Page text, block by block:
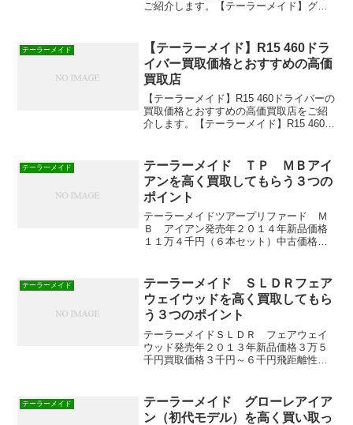
ご紹介します。【テーラーメイド】グロ
月に査定】中古クラブ買取ゴルフエース
【買取価格】¥...
テーラーメイド
【テーラーメイド】R15 460ドラ
イバー買取価格とおすすめの高価
買取店
【テーラーメイド】R15 460ドライバーの
買取価格とおすすめの高価買取店をご紹
介します。【テーラーメイド】R15 460ド
ーの買取価格は平均すると￥13...
テーラーメイド
テーラーメイド ＴＰ ＭＢアイ
アンを高く買取してもらう３つの
ポイント
テーラーメイドツアープリファード Ｍ
Ｂ アイアン発売年２０１４年新品価格
１１万４千円（６本セット）中古価格２
ット）飛距離性能人気＊中古価格、買取
価格は２０１６年２月の参...
テーラーメイド
テーラーメイド ＳＬＤＲフェア
ウェイウッドを高く買取してもら
う３つのポイント
テーラーメイドＳＬＤＲ フェアウェイ
ウッド発売年２０１３年新品価格３万５
千円買取価格３千円～６千円飛距離性能
ＤＲ フェアウェイウッドを高く買取し
てもらう為の３つのポイン...
テーラーメイド
テーラーメイド グローレアイア
ン（初代モデル）を高く買い取っ